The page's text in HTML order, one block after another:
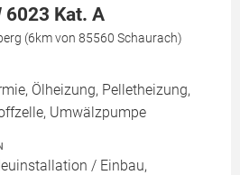
6023 Kat. A
(6km von 85560 Schaurach)
Ölheizung, Pelletheizung,
Umwälzpumpe
/ Einbau,